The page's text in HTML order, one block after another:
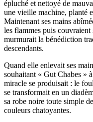
épluché et nettoyé de
une vieille machine, planté
Maintenant ses mains
les flammes puis couvraient
murmurait la bénédiction
descendants.
Quand elle enlevait ses
souhaitant « Gut Chabes »
miracle se produisait : le
se transformait en un
sa robe noire toute simple
couleurs chatoyantes.